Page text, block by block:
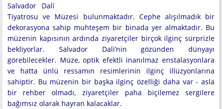
Salvador Dalí
Tiyatrosu ve Müzesi bulunmaktadır. Cephe alışılmadık bir
dekorasyona sahip muhteşem bir binada yer almaktadır. Bu
müzenin kapısının ardında ziyaretçiler birçok ilginç sürprizle
bekliyorlar. Salvador Dali’nin gözünden dünyayı
görebilecekler. Müze, optik efektli inanılmaz enstalasyonlara
ve hatta ünlü ressamın resimlerinin ilginç illüzyonlarına
sahiptir. Bu müzenin bir başka ilginç özelliği daha var - asla
bir rehber olmadı, ziyaretçiler paha biçilemez sergilere
bağımsız olarak hayran kalacaklar.